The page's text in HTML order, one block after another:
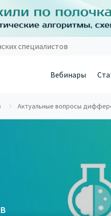
специалистов
Вебинары
Актуальные вопросы